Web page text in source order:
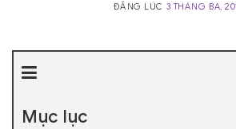
ĐĂNG LÚC 3 THÁNG BA,
Mục lục